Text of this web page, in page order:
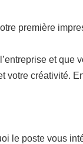
première
et que
créativité.
le poste vous